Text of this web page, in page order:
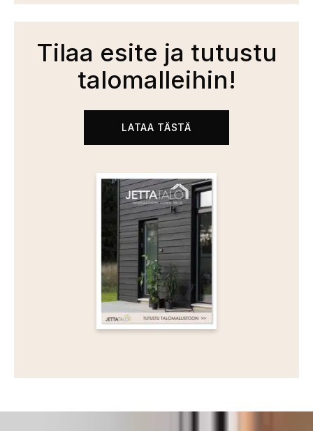
Tilaa esite ja tutustu
talomalleihin!
LATAA TÄSTÄ